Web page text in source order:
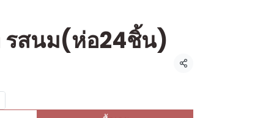
รสนม(ห่อ24ชิ้น)
แชร์